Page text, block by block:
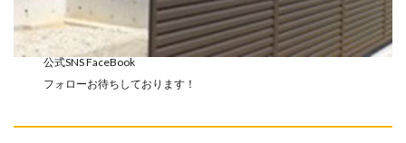
公式SNS FaceBook
フォローお待ちしております！